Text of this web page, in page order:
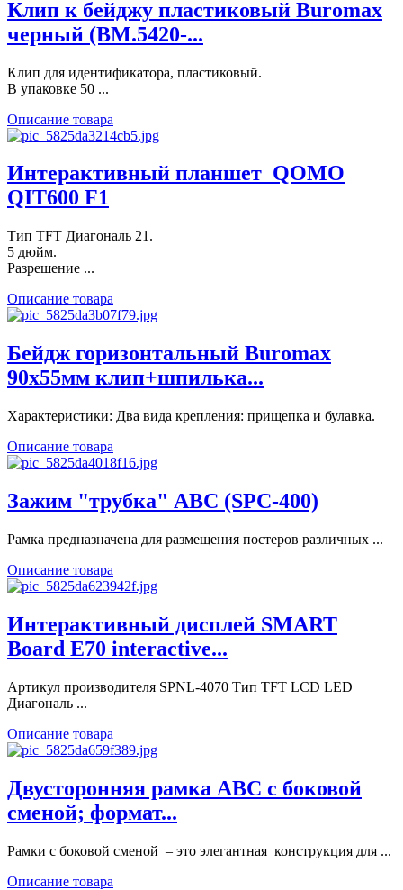
Клип к бейджу пластиковый Buromax
черный (BM.5420-...
Клип для идентификатора, пластиковый.
В упаковке 50 ...
Описание товара
Интерактивный планшет_QOMO
QIT600 F1
Тип TFT Диагональ 21.
5 дюйм.
Разрешение ...
Описание товара
Бейдж горизонтальный Buromax
90х55мм клип+шпилька...
Характеристики: Два вида крепления: прищепка и булавка.
Описание товара
Зажим "трубка" ABC (SРС-400)
Рамка предназначена для размещения постеров различных ...
Описание товара
Интерактивный дисплей SMART
Board E70 interactive...
Артикул производителя SPNL-4070 Тип TFT LCD LED
Диагональ ...
Описание товара
Двусторонняя рамка ABC с боковой
сменой; формат...
Рамки с боковой сменой – это элегантная конструкция для ...
Описание товара